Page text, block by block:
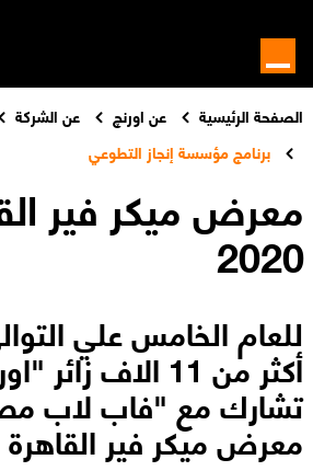
الصفحة الرئيسية عن اورنچ عن الشركة
برنامج مؤسسة إنجاز التطوعي
معرض ميكر فير
2020
للعام الخامس علي
أكثر من 11 الاف
تشارك مع "فاب لاب
معرض ميكر فير القاهرة 2020